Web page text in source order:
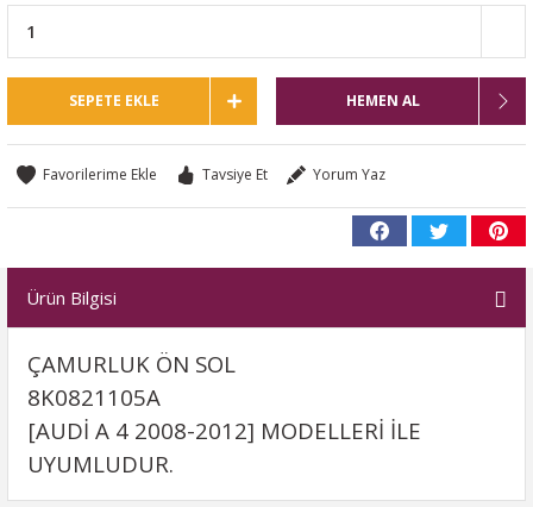
SEPETE EKLE HEMEN AL
Tavsiye Et Yorum Yaz
Ürün Bilgisi
ÇAMURLUK ÖN SOL
8K0821105A
[AUDİ A 4 2008-2012] MODELLERİ İLE
UYUMLUDUR.